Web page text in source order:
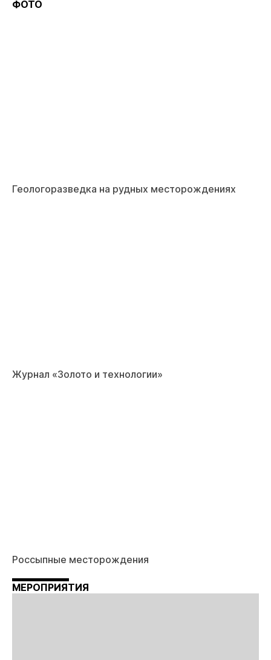
ФОТО
Геологоразведка на рудных месторождениях
Журнал «Золото и технологии»
Россыпные месторождения
МЕРОПРИЯТИЯ